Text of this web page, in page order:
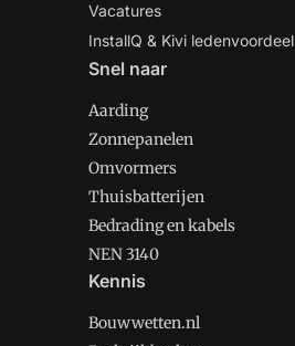
Vacatures
InstallQ & Kivi ledenvoordeel
Snel naar
Aarding
Zonnepanelen
Omvormers
Thuisbatterijen
Bedrading en kabels
NEN 3140
Kennis
Bouwwetten.nl